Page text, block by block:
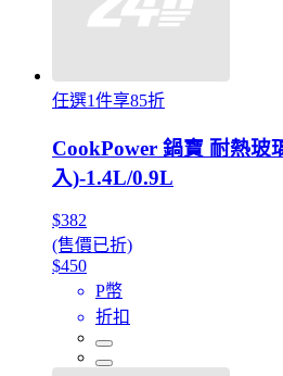
任選1件享85折
CookPower 鍋寶 耐熱玻
入)-1.4L/0.9L
$382
(售價已折)
$450
P幣
折扣